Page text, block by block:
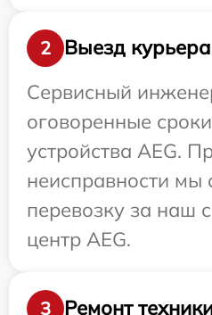
2
Выезд
Сервисный
оговоренные
устройства AEG.
неисправности мы
перевозку за наш
центр AEG.
3 Ремонт